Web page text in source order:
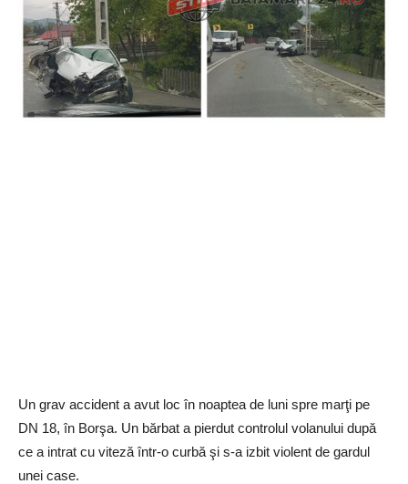
Un grav accident a avut loc în noaptea de luni spre marţi pe
DN 18, în Borşa. Un bărbat a pierdut controlul volanului după
ce a intrat cu viteză într-o curbă şi s-a izbit violent de gardul
unei case.